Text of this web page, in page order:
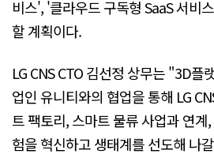
비스', '클라우드 구독형 SaaS 서비
할 계획이다.
LG CNS CTO 김선정 상무는 "3D플
업인 유니티와의 협업을 통해 LG
트 팩토리, 스마트 물류 사업과 연
험을 혁신하고 생태계를 선도해 나